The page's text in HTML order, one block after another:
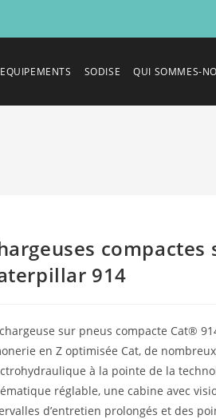
EQUIPEMENTS SODISE QUI SOMMES-
compactes
914
sur pneus compacte Cat®
en Z optimisée Cat, de
à la pointe de la
réglable, une cabine avec
d’entretien prolongés et des